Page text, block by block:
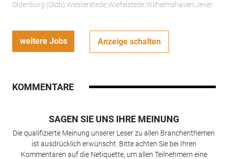
Oldenburg (Oldb);Westerstede;Wiefelstede;Wilhelmshaven;Jever
weitere Jobs Anzeige schalten
KOMMENTARE
SAGEN SIE UNS IHRE MEINUNG
Die qualifizierte Meinung unserer Leser zu allen Branchenthemen
ist ausdrücklich erwünscht. Bitte achten Sie bei Ihren
Kommentaren auf die Netiquette, um allen Teilnehmern eine